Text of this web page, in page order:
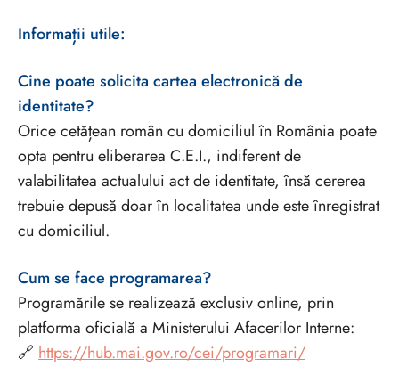
Informații utile:
Cine poate solicita cartea electronică de
identitate?
Orice cetățean român cu domiciliul în România poate
opta pentru eliberarea C.E.I., indiferent de
valabilitatea actualului act de identitate, însă cererea
trebuie depusă doar în localitatea unde este înregistrat
cu domiciliul.
Cum se face programarea?
Programările se realizează exclusiv online, prin
platforma oficială a Ministerului Afacerilor Interne:
🔗 https://hub.mai.gov.ro/cei/programari/